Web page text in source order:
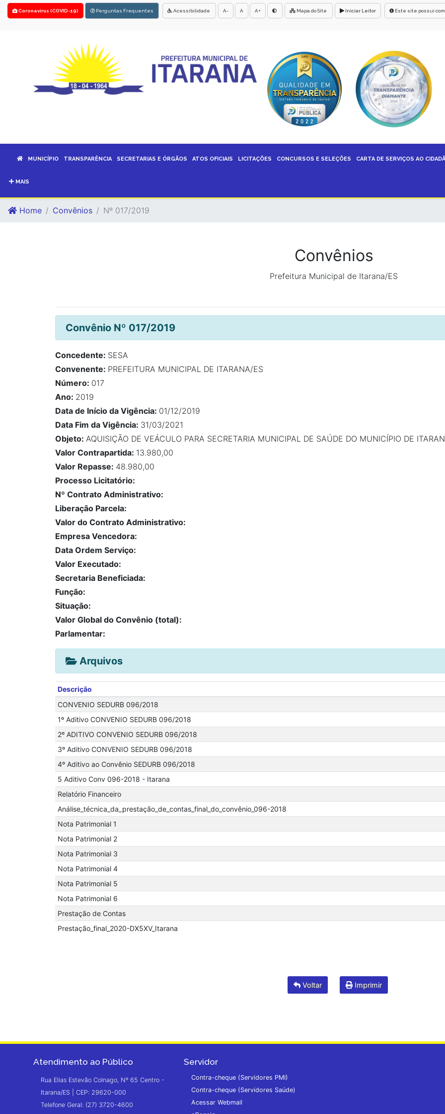
Coronavírus (COVID-19) Perguntas Frequentes Acessibilidade A- A A+ Mapa do Site Iniciar Leitor Este site possui
MUNICÍPIO TRANSPARÊNCIA SECRETARIAS E ÓRGÃOS ATOS OFICIAIS LICITAÇÕES CONCURSOS E SELEÇÕES CARTA DE SERVIÇOS AO
MAIS
Home Convênios Nº 017/2019
Convênios
Prefeitura Municipal de Itarana/ES
Convênio Nº 017/2019
Concedente: SESA
Convenente: PREFEITURA MUNICIPAL DE ITARANA/ES
Número: 017
Ano: 2019
Data de Início da Vigência: 01/12/2019
Data Fim da Vigência: 31/03/2021
Objeto: AQUISIÇÃO DE VEÁCULO PARA SECRETARIA MUNICIPAL DE SAÚDE DO MUNICÍPIO DE
Valor Contrapartida: 13.980,00
Valor Repasse: 48.980,00
Processo Licitatório:
Nº Contrato Administrativo:
Liberação Parcela:
Valor do Contrato Administrativo:
Empresa Vencedora:
Data Ordem Serviço:
Valor Executado:
Secretaria Beneficiada:
Função:
Situação:
Valor Global do Convênio (total):
Parlamentar:
Arquivos
Descrição
CONVENIO SEDURB 096/2018
1º Aditivo CONVENIO SEDURB 096/2018
2º ADITIVO CONVENIO SEDURB 096/2018
3º Aditivo CONVENIO SEDURB 096/2018
4º Aditivo ao Convênio SEDURB 096/2018
5 Aditivo Conv 096-2018 - Itarana
Relatório Financeiro
Análise_técnica_da_prestação_de_contas_final_do_convênio_096-2018
Nota Patrimonial 1
Nota Patrimonial 2
Nota Patrimonial 3
Nota Patrimonial 4
Nota Patrimonial 5
Nota Patrimonial 6
Prestação de Contas
Prestação_final_2020-DX5XV_Itarana
Voltar Imprimir
Atendimento ao Público
Rua Elias Estevão Colnago, Nº 65 Centro -
Itarana/ES | CEP: 29620-000
Telefone Geral: (27) 3720-4600
Servidor
Contra-cheque (Servidores PMI)
Contra-cheque (Servidores Saúde)
Acessar Webmail